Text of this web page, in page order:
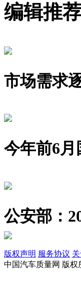
编辑推
市场需求
今年前6月
公安部：
版权声明 服务协议
中国汽车质量网 版权